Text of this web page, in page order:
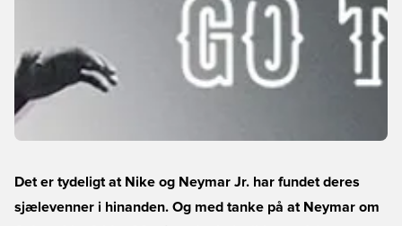
Det er tydeligt at Nike og Neymar Jr. har fundet deres
sjælevenner i hinanden. Og med tanke på at Neymar om